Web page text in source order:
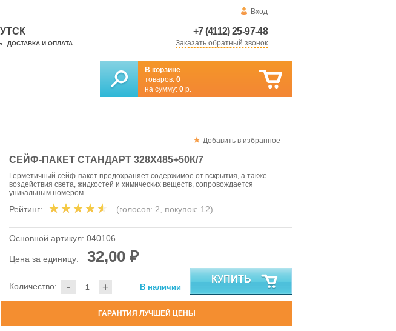
Вход
+7 (4112) 25-97-48
Заказать обратный звонок
ДОСТАВКА И ОПЛАТА
В корзине
товаров: 0
на сумму: 0 р.
Добавить в избранное
СЕЙФ-ПАКЕТ СТАНДАРТ 328Х485+50К/7
Герметичный сейф-пакет предохраняет содержимое от вскрытия, а также
воздействия света, жидкостей и химических веществ, сопровождается
уникальным номером
Рейтинг: (голосов: 2, покупок: 12)
Основной артикул: 040106
Цена за единицу: 32,00 ₽
- +
Количество: В наличии
КУПИТЬ
ГАРАНТИЯ ЛУЧШЕЙ ЦЕНЫ